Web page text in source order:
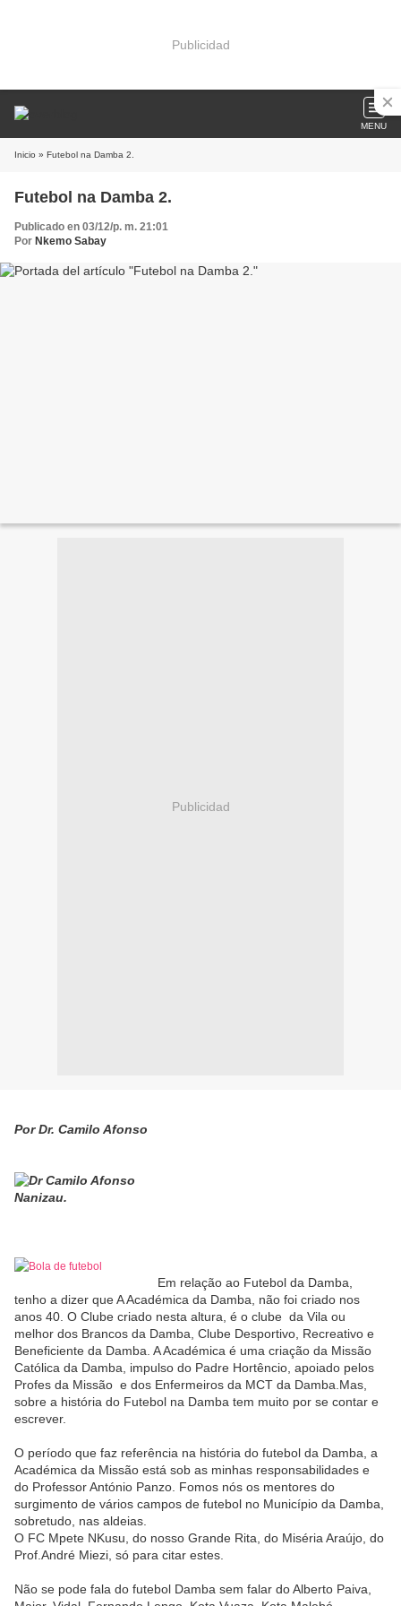
Publicidad
MENU
Inicio » Futebol na Damba 2.
Futebol na Damba 2.
Publicado en 03/12/p. m. 21:01
Por Nkemo Sabay
Publicidad
Por Dr. Camilo Afonso
Em relação ao Futebol da Damba,
tenho a dizer que A Académica da Damba, não foi criado nos
anos 40. O Clube criado nesta altura, é o clube da Vila ou
melhor dos Brancos da Damba, Clube Desportivo, Recreativo e
Beneficiente da Damba. A Académica é uma criação da Missão
Católica da Damba, impulso do Padre Hortêncio, apoiado pelos
Profes da Missão e dos Enfermeiros da MCT da Damba.Mas,
sobre a história do Futebol na Damba tem muito por se contar e
escrever.
O período que faz referência na história do futebol da Damba, a
Académica da Missão está sob as minhas responsabilidades e
do Professor António Panzo. Fomos nós os mentores do
surgimento de vários campos de futebol no Município da Damba,
sobretudo, nas aldeias.
O FC Mpete NKusu, do nosso Grande Rita, do Miséria Araújo, do
Prof.André Miezi, só para citar estes.
Não se pode fala do futebol Damba sem falar do Alberto Paiva,